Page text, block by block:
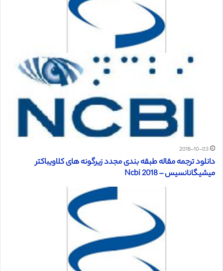
2018-10-03
دانلود ترجمه مقاله طبقه بندی مجدد زیرگونه های کلاویباکتر
میشیگانانسیس – Ncbi 2018